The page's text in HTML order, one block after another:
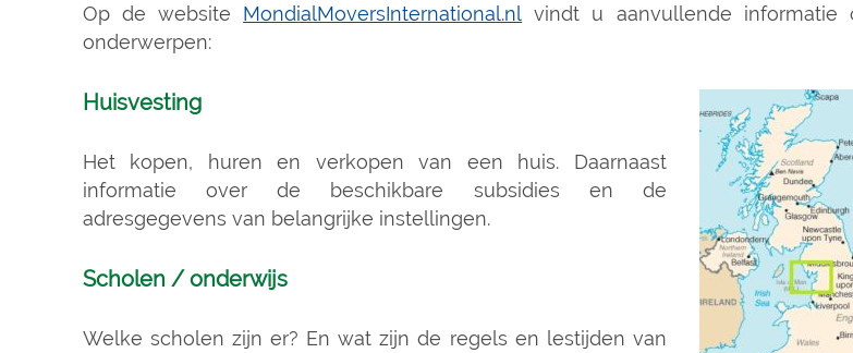
Op de website MondialMoversInternational.nl vindt u aanvullende informatie
onderwerpen:
Huisvesting
Het kopen, huren en verkopen van een huis. Daarnaast
informatie over de beschikbare subsidies en de
adresgegevens van belangrijke instellingen.
Scholen / onderwijs
Welke scholen zijn er? En wat zijn de regels en lestijden van